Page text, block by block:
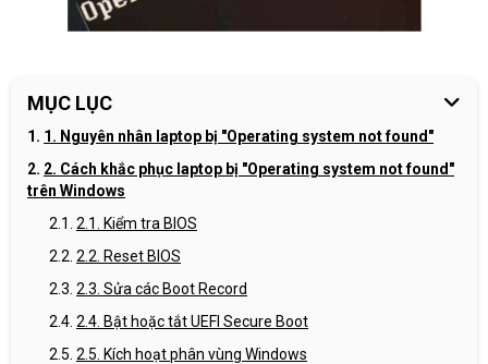
MỤC LỤC
1. Nguyên nhân laptop bị "Operating system not found"
2. Cách khắc phục laptop bị "Operating system not found"
trên Windows
2.1. Kiểm tra BIOS
2.2. Reset BIOS
2.3. Sửa các Boot Record
2.4. Bật hoặc tắt UEFI Secure Boot
2.5. Kích hoạt phân vùng Windows